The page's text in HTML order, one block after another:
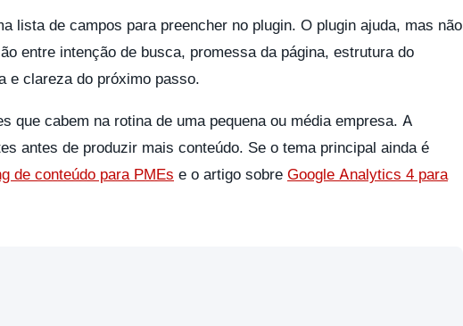
lista de campos para preencher no plugin. O plugin ajuda, mas não
entre intenção de busca, promessa da página, estrutura do
e clareza do próximo passo.
que cabem na rotina de uma pequena ou média empresa. A
antes de produzir mais conteúdo. Se o tema principal ainda é
de conteúdo para PMEs e o artigo sobre Google Analytics 4 para